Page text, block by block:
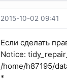
2015-10-02 09:41
Если сделать
Notice:
/home/h87195/
*